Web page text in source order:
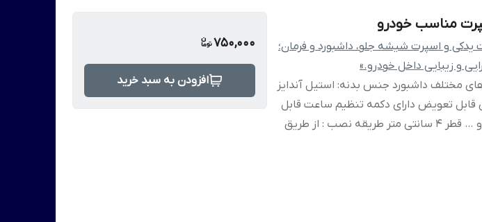
مناسب خودرو
یدکی و اسپرت شیشه جلو، داشبورد و فرمان؛
و زیبایی داخل خودرو.»
مختلف داشبورد جنس بدنه: استیل آندایز
قابل تعویض دارای دکمه تنظیم ساعت قابل
نصب در منزل، دفتر کار و … قطر 4 سانتی متر طریقه نصب : از طریق
750,000
افزودن به سبد خرید